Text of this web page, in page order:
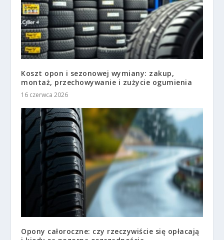
Koszt opon i sezonowej wymiany: zakup,
montaż, przechowywanie i zużycie ogumienia
16 czerwca 2026
Opony całoroczne: czy rzeczywiście się opłacają